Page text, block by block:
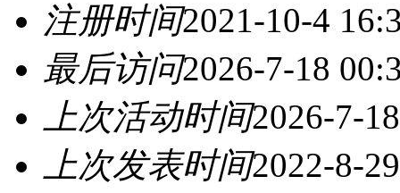
注册时间2021-10-4
最后访问2026-7-18
上次活动时间2026-7-
上次发表时间2022-8-